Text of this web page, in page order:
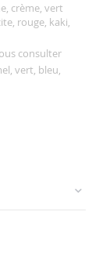
crème, vert
rouge, kaki,
consulter
vert, bleu,